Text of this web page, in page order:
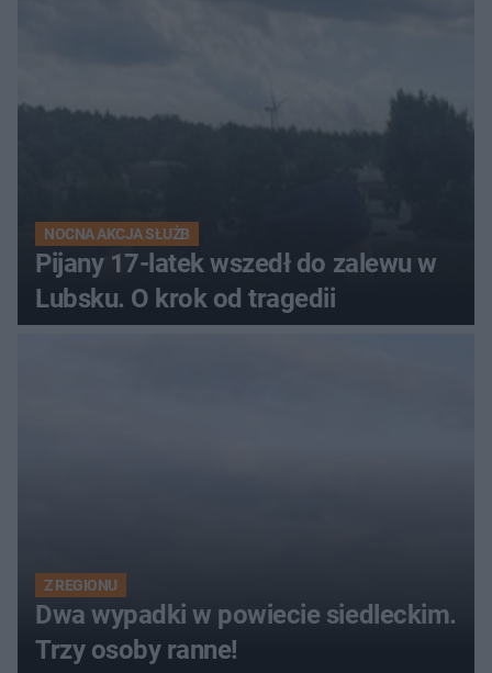
NOCNA AKCJA SŁUŻB
Pijany 17-latek wszedł do zalewu w
Lubsku. O krok od tragedii
Z REGIONU
Dwa wypadki w powiecie siedleckim.
Trzy osoby ranne!